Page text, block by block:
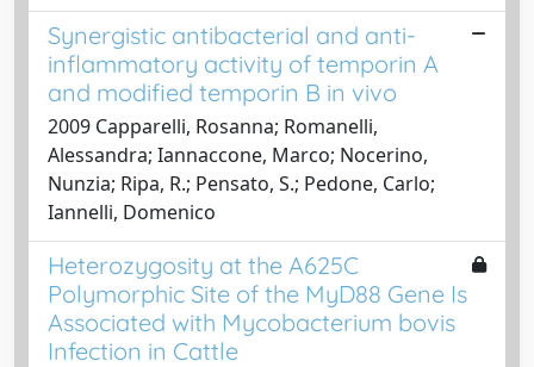
Synergistic antibacterial and anti-
inflammatory activity of temporin A
and modified temporin B in vivo
2009 Capparelli, Rosanna; Romanelli,
Alessandra; Iannaccone, Marco; Nocerino,
Nunzia; Ripa, R.; Pensato, S.; Pedone, Carlo;
Iannelli, Domenico
Heterozygosity at the A625C
Polymorphic Site of the MyD88 Gene Is
Associated with Mycobacterium bovis
Infection in Cattle